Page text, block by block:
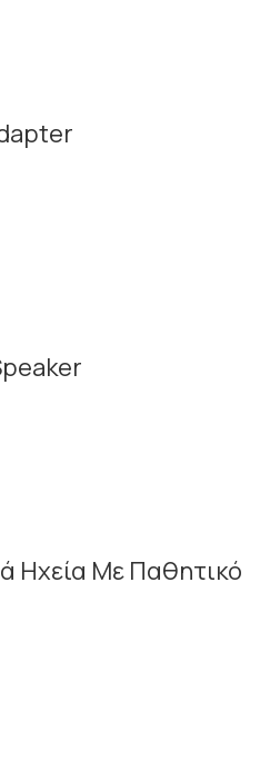
Ηχεία Με Παθητικό